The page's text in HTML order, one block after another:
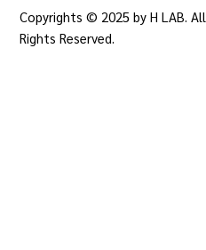
Copyrights © 2025 by H LAB. All
Rights Reserved.